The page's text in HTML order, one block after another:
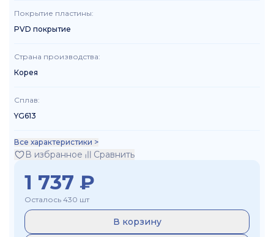
Покрытие пластины:
PVD покрытие
Страна производства:
Корея
Сплав:
YG613
Все характеристики >
В избранное Сравнить
1 737 ₽
Осталось 430 шт
В корзину